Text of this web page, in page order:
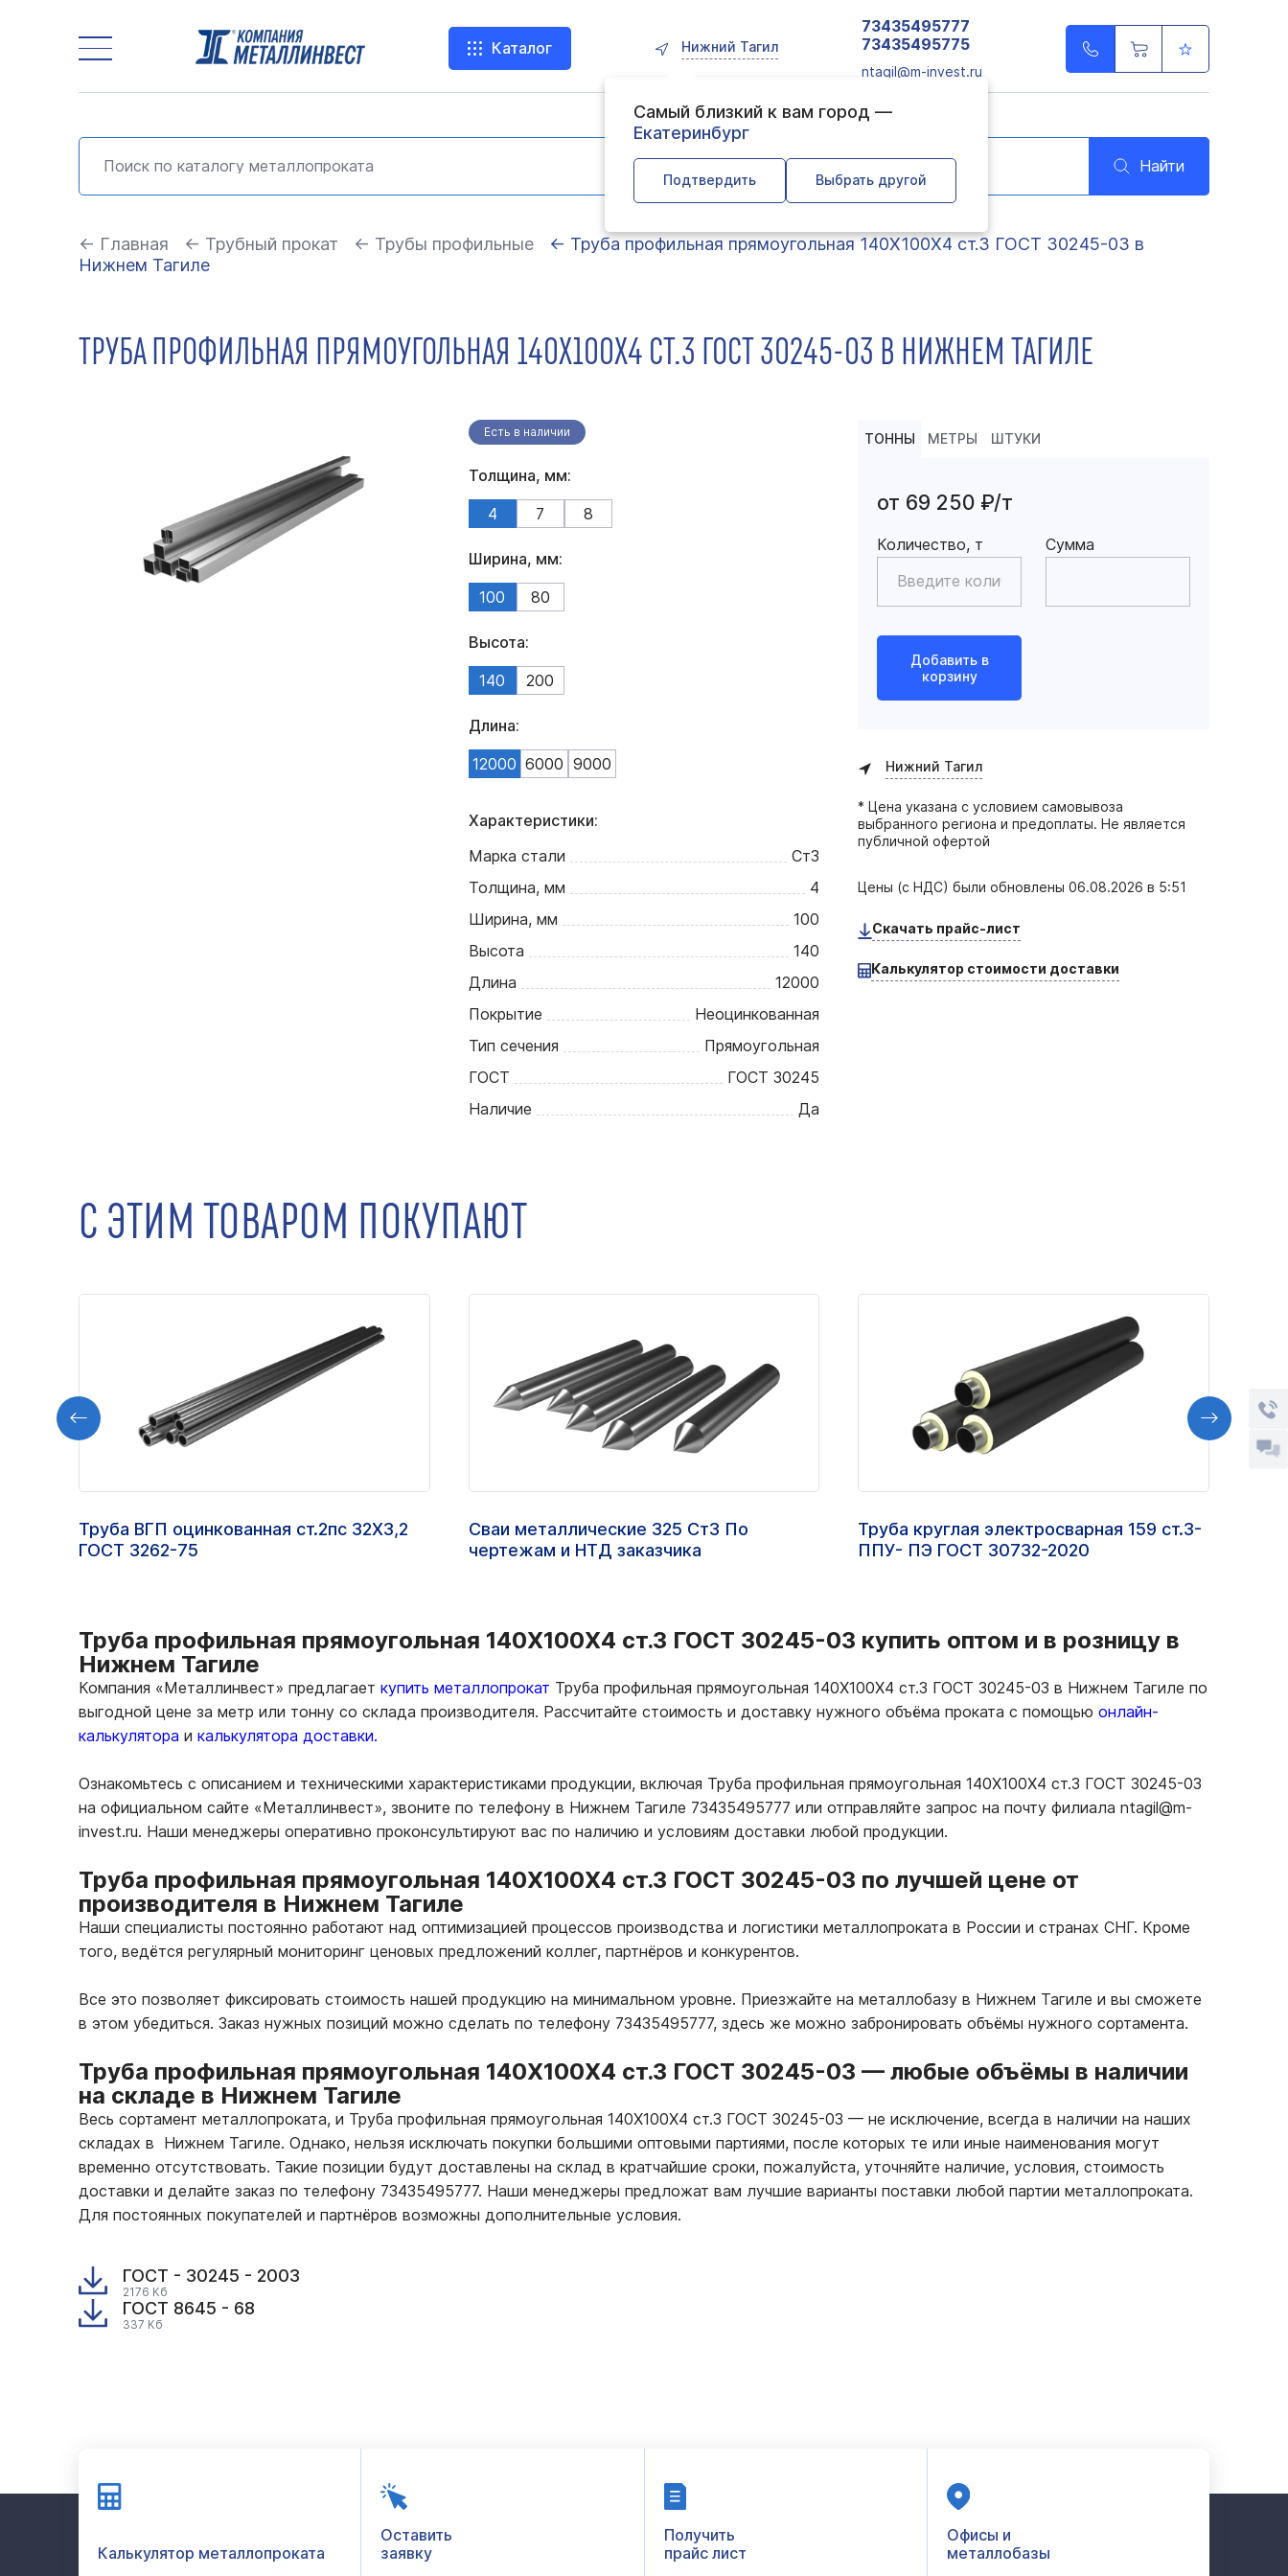
Каталог Нижний Тагил
Самый близкий к вам город —
Екатеринбург
Подтвердить Выбрать другой
73435495777
73435495775
ntagil@m-invest.ru
Найти
← Главная ← Трубный прокат ← Трубы профильные
← Труба профильная прямоугольная 140Х100Х4 ст.3 ГОСТ 30245-03 в
Нижнем Тагиле
ТРУБА ПРОФИЛЬНАЯ ПРЯМОУГОЛЬНАЯ 140Х100Х4 СТ.3 ГОСТ 30245-03 В НИЖНЕМ ТАГИЛЕ
Есть в наличии
Толщина, мм:
4
7 8
Ширина, мм:
100
80
Высота:
140
200
Длина:
12000 6000 9000
Характеристики:
Марка стали
Ст3
Толщина, мм
4
Ширина, мм
100
Высота
140
Длина
12000
Покрытие
Неоцинкованная
Тип сечения
Прямоугольная
ГОСТ
ГОСТ 30245
Наличие
Да
ТОННЫ МЕТРЫ ШТУКИ
от 69 250 ₽/т
Количество, т Сумма
Добавить в
корзину
Нижний Тагил
* Цена указана с условием самовывоза
выбранного региона и предоплаты. Не является
публичной офертой
Цены (с НДС) были обновлены06.08.2026 в 5:51
Скачать прайс-лист
Калькулятор стоимости доставки
С ЭТИМ ТОВАРОМ ПОКУПАЮТ
Труба ВГП оцинкованная ст.2пс 32Х3,2
ГОСТ 3262-75
Сваи металлические 325 Ст3 По
чертежам и НТД заказчика
Труба круглая электросварная 159 ст.3-
ППУ- ПЭ ГОСТ 30732-2020
Труба профильная прямоугольная 140Х100Х4 ст.3 ГОСТ 30245-03 купить оптом и в розницу в
Нижнем Тагиле
Компания «Металлинвест» предлагает купить металлопрокат Труба профильная прямоугольная 140Х100Х4 ст.3 ГОСТ 30245-03 в Нижнем Тагиле по
выгодной цене за метр или тонну со склада производителя. Рассчитайте стоимость и доставку нужного объёма проката с помощью онлайн-
калькулятора и калькулятора доставки.
Ознакомьтесь с описанием и техническими характеристиками продукции, включая Труба профильная прямоугольная 140Х100Х4 ст.3 ГОСТ 30245-03
на официальном сайте «Металлинвест», звоните по телефону в Нижнем Тагиле 73435495777 или отправляйте запрос на почту филиала ntagil@m-
invest.ru. Наши менеджеры оперативно проконсультируют вас по наличию и условиям доставки любой продукции.
Труба профильная прямоугольная 140Х100Х4 ст.3 ГОСТ 30245-03 по лучшей цене от
производителя в Нижнем Тагиле
Наши специалисты постоянно работают над оптимизацией процессов производства и логистики металлопроката в России и странах СНГ. Кроме
того, ведётся регулярный мониторинг ценовых предложений коллег, партнёров и конкурентов.
Все это позволяет фиксировать стоимость нашей продукцию на минимальном уровне. Приезжайте на металлобазу в Нижнем Тагиле и вы сможете
в этом убедиться. Заказ нужных позиций можно сделать по телефону 73435495777, здесь же можно забронировать объёмы нужного сортамента.
Труба профильная прямоугольная 140Х100Х4 ст.3 ГОСТ 30245-03 — любые объёмы в наличии
на складе в Нижнем Тагиле
Весь сортамент металлопроката, и Труба профильная прямоугольная 140Х100Х4 ст.3 ГОСТ 30245-03 — не исключение, всегда в наличии на наших
складах в Нижнем Тагиле. Однако, нельзя исключать покупки большими оптовыми партиями, после которых те или иные наименования могут
временно отсутствовать. Такие позиции будут доставлены на склад в кратчайшие сроки, пожалуйста, уточняйте наличие, условия, стоимость
доставки и делайте заказ по телефону 73435495777. Наши менеджеры предложат вам лучшие варианты поставки любой партии металлопроката.
Для постоянных покупателей и партнёров возможны дополнительные условия.
ГОСТ - 30245 - 2003
2176 Кб
ГОСТ 8645 - 68
337 Кб
Калькулятор металлопроката
Оставить
заявку
Получить
прайс лист
Офисы и
металлобазы